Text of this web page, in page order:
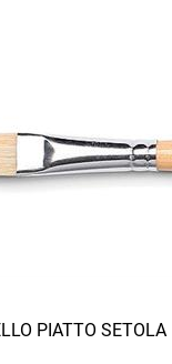
PIATTO SETOLA